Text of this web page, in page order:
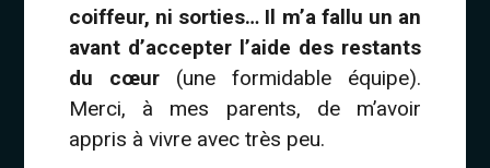
coiffeur, ni sorties… Il m’a fallu un an
avant d’accepter l’aide des restants
du cœur(une formidable équipe).
Merci, à mes parents, de m’avoir
appris à vivre avec très peu.